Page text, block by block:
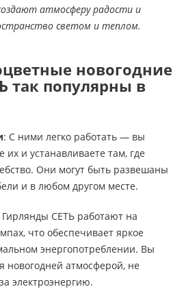
атмосферу радости и
светом и теплом.
новогодние
так популярны в
: С ними легко работать — вы
их и устанавливаете там, где
Они могут быть развешаны
и в любом другом месте.
Гирлянды СЕТЬ работают на
что обеспечивает яркое
энергопотреблении. Вы
новогодней атмосферой, не
электроэнергию.